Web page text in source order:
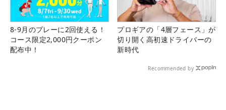
8-9月のプレーに2回使える！
コース限定2,000円クーポン
配布中！
プロギアの「4層フェース」が
切り開く高初速ドライバーの
新時代
Recommended by